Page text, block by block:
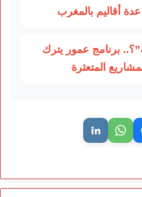
أقاليم بالمغرب
برنامج عمور يترك
المتعثرة